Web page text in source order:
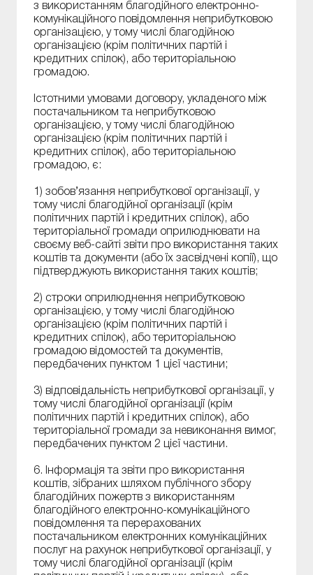
з використанням благодійного електронно-
комунікаційного повідомлення неприбутковою
організацією, у тому числі благодійною
організацією (крім політичних партій і
кредитних спілок), або територіальною
громадою.
Істотними умовами договору, укладеного між
постачальником та неприбутковою
організацією, у тому числі благодійною
організацією (крім політичних партій і
кредитних спілок), або територіальною
громадою, є:
1) зобов’язання неприбуткової організації, у
тому числі благодійної організації (крім
політичних партій і кредитних спілок), або
територіальної громади оприлюднювати на
своєму веб-сайті звіти про використання таких
коштів та документи (або їх засвідчені копії), що
підтверджують використання таких коштів;
2) строки оприлюднення неприбутковою
організацією, у тому числі благодійною
організацією (крім політичних партій і
кредитних спілок), або територіальною
громадою відомостей та документів,
передбачених пунктом 1 цієї частини;
3) відповідальність неприбуткової організації, у
тому числі благодійної організації (крім
політичних партій і кредитних спілок), або
територіальної громади за невиконання вимог,
передбачених пунктом 2 цієї частини.
6. Інформація та звіти про використання
коштів, зібраних шляхом публічного збору
благодійних пожертв з використанням
благодійного електронно-комунікаційного
повідомлення та перерахованих
постачальником електронних комунікаційних
послуг на рахунок неприбуткової організації, у
тому числі благодійної організації (крім